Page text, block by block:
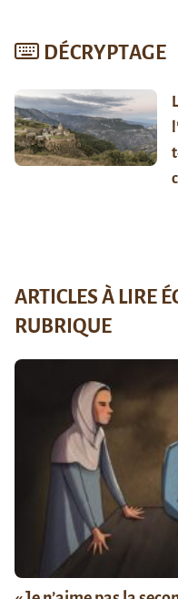
DÉCRYPTAGE
ARTICLES À LIRE
RUBRIQUE